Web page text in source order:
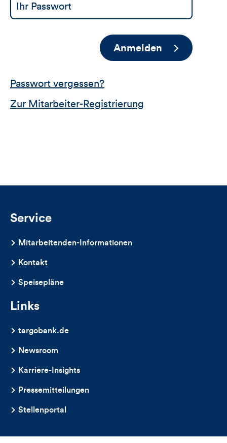
Anmelden
Passwort vergessen?
Zur Mitarbeiter-Registrierung
Service
Mitarbeitenden-Informationen
Kontakt
Speisepläne
Links
targobank.de
Newsroom
Karriere-Insights
Pressemitteilungen
Stellenportal